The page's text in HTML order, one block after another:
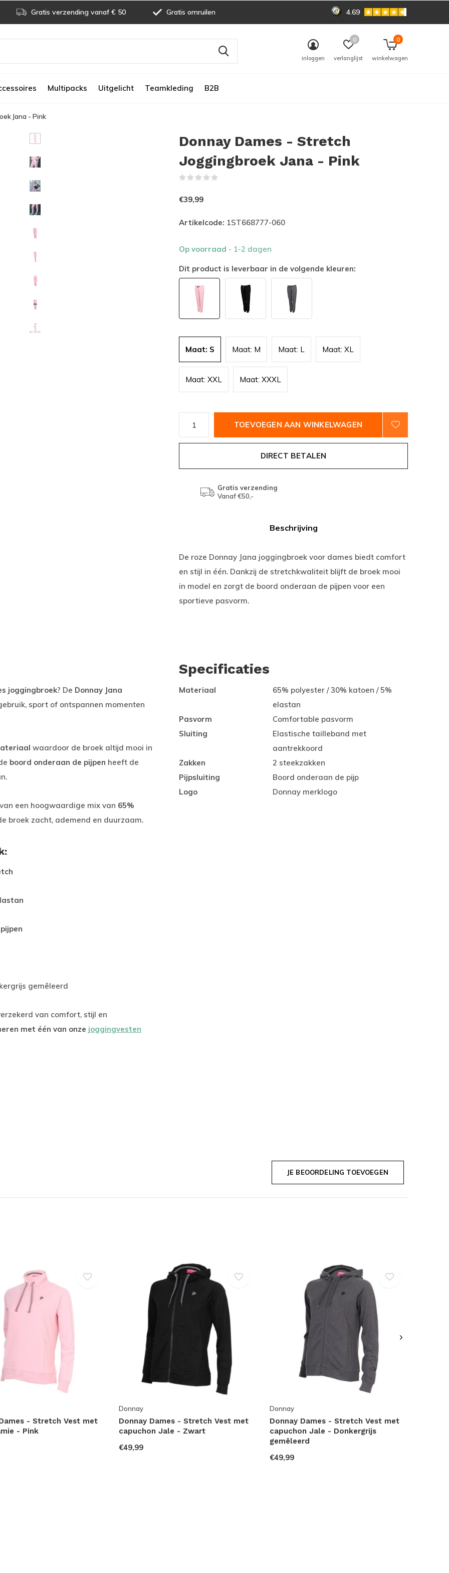
Multipacks Uitgelicht Teamkleding B2B
inloggen verlanglijst
0
winkelwagen
0
Gratis verzending vanaf € 50 Gratis omruilen 4.69
Jana - Pink
Donnay Dames - Stretch
Joggingbroek Jana - Pink
€39,99
Artikelcode: 1ST668777-060
Op voorraad - 1-2 dagen
Dit product is leverbaar in de volgende kleuren:
Maat: S Maat: M Maat: L Maat: XL
Maat: XXL Maat: XXXL
TOEVOEGEN AAN WINKELWAGEN
DIRECT BETALEN
Gratis verzending
Vanaf €50,-
Beschrijving
De roze Donnay Jana joggingbroek voor dames biedt comfort
en stijl in één. Dankzij de stretchkwaliteit blijft de broek mooi
in model en zorgt de boord onderaan de pijpen voor een
sportieve pasvorm.
joggingbroek? De Donnay Jana
sport of ontspannen momenten
waardoor de broek altijd mooi in
boord onderaan de pijpen heeft de
een hoogwaardige mix van 65%
broek zacht, ademend en duurzaam.
gemêleerd
van comfort, stijl en
met één van onze joggingvesten
Specificaties
Materiaal
65% polyester / 30% katoen / 5%
elastan
Pasvorm
Comfortable pasvorm
Sluiting
Elastische tailleband met
aantrekkoord
Zakken
2 steekzakken
Pijpsluiting
Boord onderaan de pijp
Logo
Donnay merklogo
JE BEOORDELING TOEVOEGEN
- Stretch Vest met
- Pink
Donnay
Donnay Dames - Stretch Vest met
capuchon Jale - Zwart
€49,99
Donnay
Donnay Dames - Stretch Vest met
capuchon Jale - Donkergrijs
gemêleerd
€49,99